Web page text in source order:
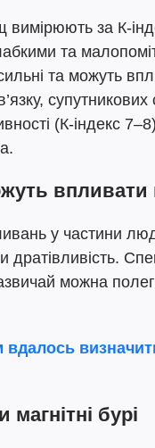
вимірюють за К-
та
та можуть
супутникових
(К-індекс
у частини
можна
вдалось
бурі